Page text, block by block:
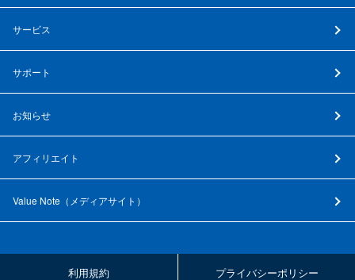
サービス
サポート
お知らせ
アフィリエイト
Value Note（ メディアサイト ）
利用規約 プライバシーポリシー